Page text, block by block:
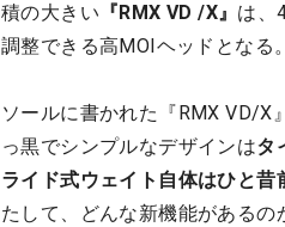
積の大きい 『RMX VD /X』 は、
調整できる高MOIヘッドとなる。
ソールに書かれた『RMX VD/X
っ黒でシンプルなデザインはタ
ライド式ウェイト自体はひと昔
たして、どんな新機能があるの